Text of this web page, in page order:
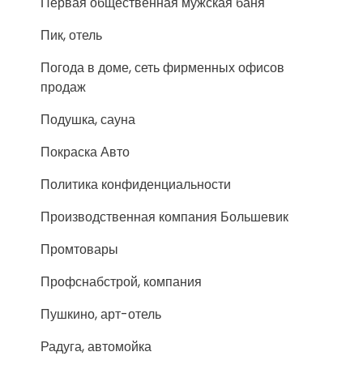
Пик, отель
Погода в доме, сеть фирменных офисов
продаж
Подушка, сауна
Покраска Авто
Политика конфиденциальности
Производственная компания Большевик
Промтовары
Профснабстрой, компания
Пушкино, арт-отель
Радуга, автомойка